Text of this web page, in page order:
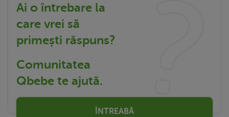
Ai o întrebare la
care vrei să
primești răspuns?
Comunitatea
Qbebe te ajută.
ÎNTREABĂ